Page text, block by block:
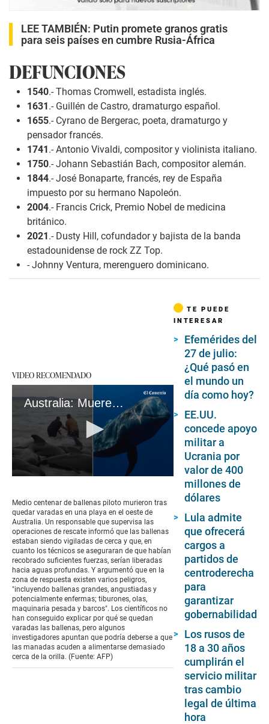
LEE TAMBIÉN: Putin promete granos gratis
para seis países en cumbre Rusia-África
DEFUNCIONES
1540.- Thomas Cromwell, estadista inglés.
1631.- Guillén de Castro, dramaturgo español.
1655.- Cyrano de Bergerac, poeta, dramaturgo y
pensador francés.
1741.- Antonio Vivaldi, compositor y violinista italiano.
1750.- Johann Sebastián Bach, compositor alemán.
1844.- José Bonaparte, francés, rey de España
impuesto por su hermano Napoleón.
2004.- Francis Crick, Premio Nobel de medicina
británico.
2021.- Dusty Hill, cofundador y bajista de la banda
estadounidense de rock ZZ Top.
- Johnny Ventura, merenguero dominicano.
VIDEO RECOMENDADO
Australia: Mueren varadas medio centenar de ballenas piloto
of
1
minute,
25
seconds
Medio centenar de ballenas piloto murieron tras
quedar varadas en una playa en el oeste de
Australia. Un responsable que supervisa las
operaciones de rescate informó que las ballenas
estaban siendo vigiladas de cerca y que, en
cuanto los técnicos se aseguraran de que habían
recobrado suficientes fuerzas, serían liberadas
hacia aguas profundas. Y argumentó que en la
zona de respuesta existen varios peligros,
"incluyendo ballenas grandes, angustiadas y
potencialmente enfermas; tiburones, olas,
maquinaria pesada y barcos". Los científicos no
han conseguido explicar por qué se quedan
varadas las ballenas, pero algunos
investigadores apuntan que podría deberse a que
las manadas acuden a alimentarse demasiado
cerca de la orilla. (Fuente: AFP)
TE PUEDE
INTERESAR
Efemérides del
27 de julio:
¿Qué pasó en
el mundo un
día como hoy?
EE.UU.
concede apoyo
militar a
Ucrania por
valor de 400
millones de
dólares
Lula admite
que ofrecerá
cargos a
partidos de
centroderecha
para
garantizar
gobernabilidad
Los rusos de
18 a 30 años
cumplirán el
servicio militar
tras cambio
legal de última
hora